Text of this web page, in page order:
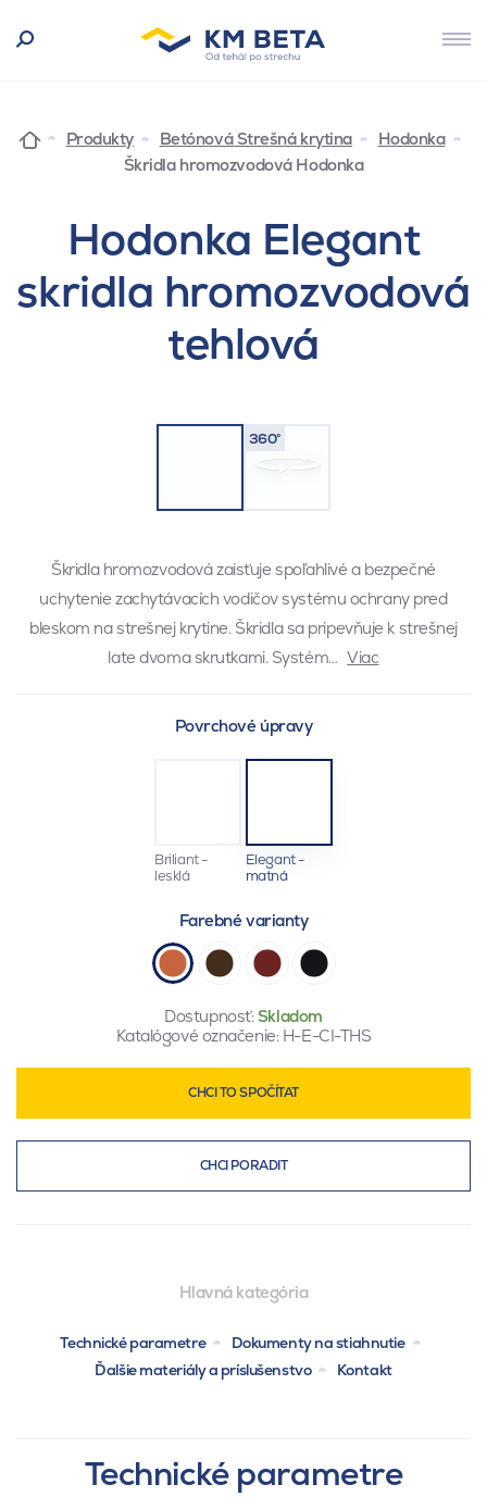
Produkty Betónová Strešná krytina
Hodonka
Škridla hromozvodová Hodonka
Hodonka Elegant
skridla hromozvodová
tehlová
360°
Škridla hromozvodová zaisťuje spoľahlivé a bezpečné
uchytenie zachytávacích vodičov systému ochrany pred
bleskom na strešnej krytine. Škridla sa pripevňuje k strešnej
late dvoma skrutkami. Systém… Viac
Povrchové úpravy
Briliant -
lesklá
Elegant -
matná
Farebné varianty
Dostupnosť:Skladom
Katalógové označenie: H-E-CI-THS
CHCI TO SPOČÍTAT
CHCI PORADIT
Hlavná kategória
Technické parametre
Dokumenty na stiahnutie
Ďalšie materiály a príslušenstvo
Kontakt
Technické parametre